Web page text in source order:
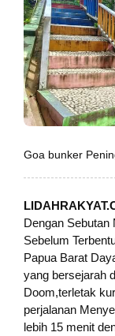
Goa bunker
Dengan
Sebelum
Papua Barat
yang bersejarah
Doom,terletak
perjalanan
lebih 15 menit